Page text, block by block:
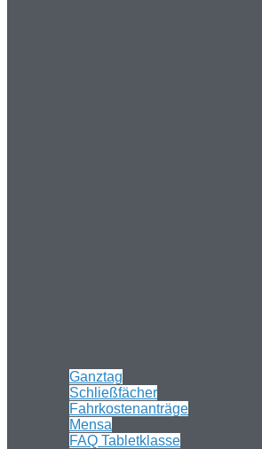
Ganztag
Schließfächer
Fahrkostenanträge
Mensa
FAQ Tabletklasse